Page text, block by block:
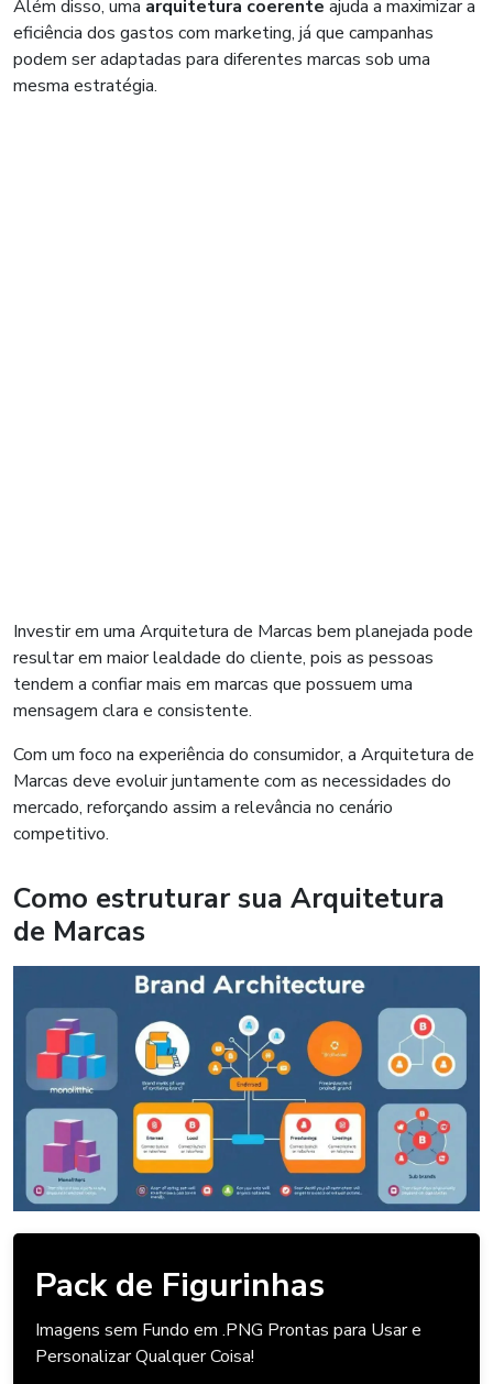
Além disso, uma arquitetura coerente ajuda a maximizar a
eficiência dos gastos com marketing, já que campanhas
podem ser adaptadas para diferentes marcas sob uma
mesma estratégia.
Investir em uma Arquitetura de Marcas bem planejada pode
resultar em maior lealdade do cliente, pois as pessoas
tendem a confiar mais em marcas que possuem uma
mensagem clara e consistente.
Com um foco na experiência do consumidor, a Arquitetura de
Marcas deve evoluir juntamente com as necessidades do
mercado, reforçando assim a relevância no cenário
competitivo.
Como estruturar sua Arquitetura
de Marcas
Pack de Figurinhas
Imagens sem Fundo em .PNG Prontas para Usar e
Personalizar Qualquer Coisa!